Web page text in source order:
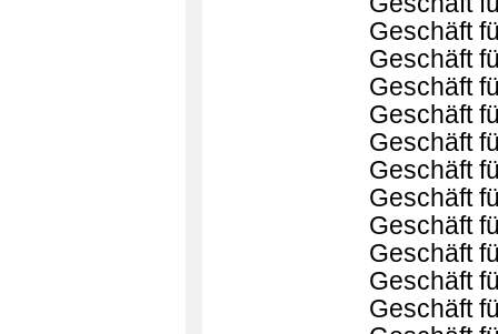
Geschäft
Geschäft
Geschäft
Geschäft
Geschäft
Geschäft
Geschäft
Geschäft
Geschäft
Geschäft
Geschäft